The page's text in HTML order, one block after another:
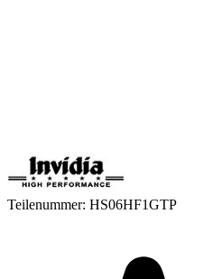
Teilenummer: HS06HF1GTP